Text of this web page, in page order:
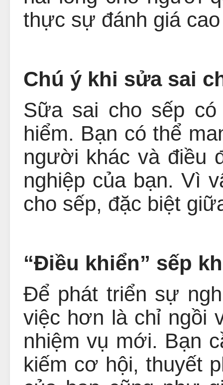
thực sự đánh giá
Chú ý khi sửa sai
Sữa sai cho sếp
hiểm. Bạn có thể
người khác và điều
nghiệp của bạn. Vì
cho sếp, đặc biệt
“Điều khiển” sếp
Để phát triển sự
việc hơn là chỉ ngồi
nhiệm vụ mới. Bạn
kiếm cơ hội, thuyết